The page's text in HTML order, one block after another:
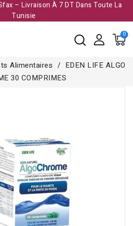
– Livraison À 7 DT Dans Toute La
Tunisie​
Alimentaires
EDEN LIFE ALGO
30 COMPRIMES